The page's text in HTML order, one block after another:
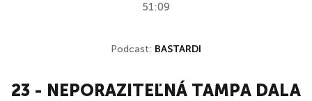
51:09
Podcast: BASTARDI
23 - NEPORAZITEĽNÁ TAMPA DALA